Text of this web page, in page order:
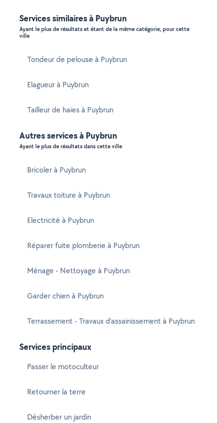
Services similaires à Puybrun
Ayant le plus de résultats et étant de la même catégorie, pour cette
ville
Tondeur de pelouse à Puybrun
Elagueur à Puybrun
Tailleur de haies à Puybrun
Autres services à Puybrun
Ayant le plus de résultats dans cette ville
Bricoler à Puybrun
Travaux toiture à Puybrun
Electricité à Puybrun
Réparer fuite plomberie à Puybrun
Ménage - Nettoyage à Puybrun
Garder chien à Puybrun
Terrassement - Travaux d'assainissement à Puybrun
Services principaux
Passer le motoculteur
Retourner la terre
Désherber un jardin